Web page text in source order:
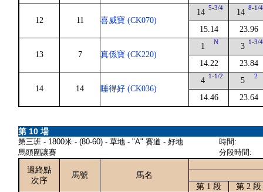
12 11 喜威寶 (CK070)
14 5-3/4
15.14
14 8-1/4
23.96
13 7 真係寶 (CK220)
1 N
14.22
3 1-3/4
23.84
14 14 睡得好 (CK036)
4 1-1/2
14.46
5 2
23.64
第 10 場
第三班 - 1800米 - (80-60) - 草地 - "A" 賽道 - 好地
馬頭圍讓賽
時間:
分段時間:
過終點
次序
馬號
馬名
第 1 段
第 2 段